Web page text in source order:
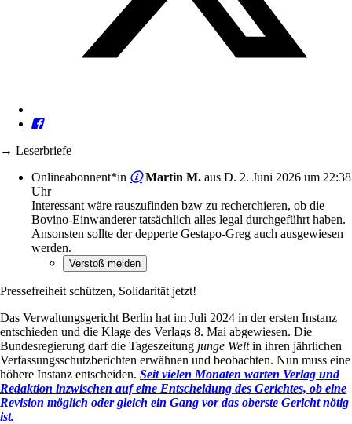
→ Leserbriefe
Onlineabonnent*in
Martin M. aus D. 2. Juni 2026 um 22:38
Uhr
Interessant wäre rauszufinden bzw zu recherchieren, ob die
Bovino-Einwanderer tatsächlich alles legal durchgeführt haben.
Ansonsten sollte der depperte Gestapo-Greg auch ausgewiesen
werden.
Pressefreiheit schützen, Solidarität jetzt!
Das Verwaltungsgericht Berlin hat im Juli 2024 in der ersten Instanz
entschieden und die Klage des Verlags 8. Mai abgewiesen. Die
Bundesregierung darf die Tageszeitung junge Weltin ihren jährlichen
Verfassungsschutzberichten erwähnen und beobachten. Nun muss eine
höhere Instanz entscheiden. Seit vielen Monaten warten Verlag und
Redaktion inzwischen auf eine Entscheidung des Gerichtes, ob eine
Revision möglich oder gleich ein Gang vor das oberste Gericht nötig
ist.